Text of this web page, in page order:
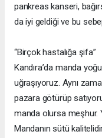
pankreas kanseri,
da iyi geldiği ve bu
“Birçok hastalığa şifa”
Kandıra’da manda
uğraşıyoruz. Aynı
pazara götürüp
manda olursa meşhur.
Mandanın sütü